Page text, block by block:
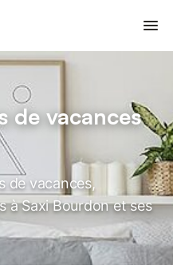
de vacances
de vacances,
à Saxi Bourdon et ses